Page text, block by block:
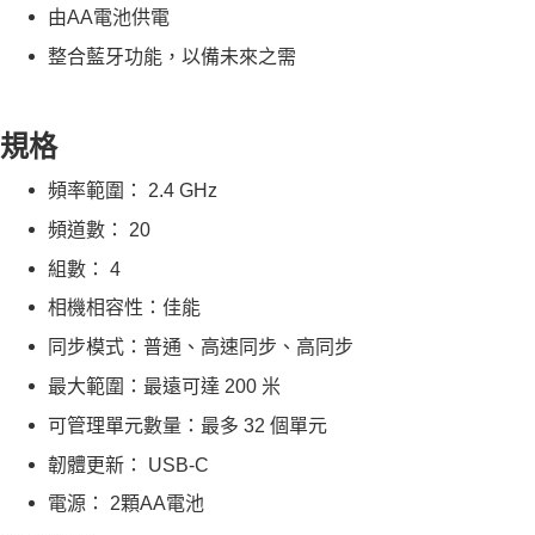
由AA電池供電
整合藍牙功能，以備未來之需
規格
頻率範圍： 2.4 GHz
頻道數： 20
組數： 4
相機相容性：佳能
同步模式：普通、高速同步、高同步
最大範圍：最遠可達 200 米
可管理單元數量：最多 32 個單元
韌體更新： USB-C
電源： 2顆AA電池